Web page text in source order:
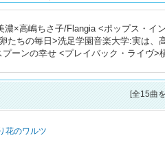
×高嶋ちさ子/Flangia <ポップス・イ
たちの毎日>洗足学園音楽大学:実は、
ーンの幸せ <プレイバック・ライヴ>
[全15曲
花のワルツ